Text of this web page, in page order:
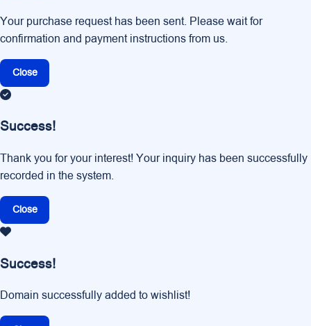
Your purchase request has been sent. Please wait for
confirmation and payment instructions from us.
Close
Success!
Thank you for your interest! Your inquiry has been successfully
recorded in the system.
Close
Success!
Domain successfully added to wishlist!